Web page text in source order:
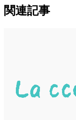
関連記事